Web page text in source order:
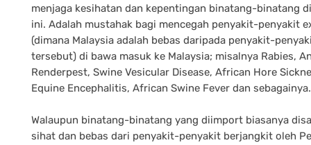
menjaga kesihatan dan kepentingan binatang-binatang
ini. Adalah mustahak bagi mencegah penyakit-penyakit
(dimana Malaysia adalah bebas daripada penyakit-
tersebut) di bawa masuk ke Malaysia; misalnya Rabies,
Renderpest, Swine Vesicular Disease, African Hore
Equine Encephalitis, African Swine Fever dan sebagainya.
Walaupun binatang-binatang yang diimport biasanya
sihat dan bebas dari penyakit-penyakit berjangkit oleh